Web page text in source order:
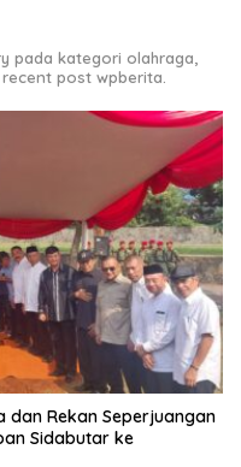
pada kategori olahraga,
post wpberita.
dan Rekan Seperjuangan
Sidabutar ke